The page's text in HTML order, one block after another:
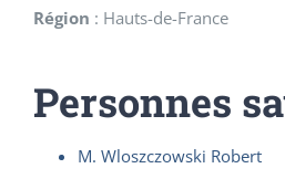
Région : Hauts-de-France
Personnes
M. Wloszczowski Robert